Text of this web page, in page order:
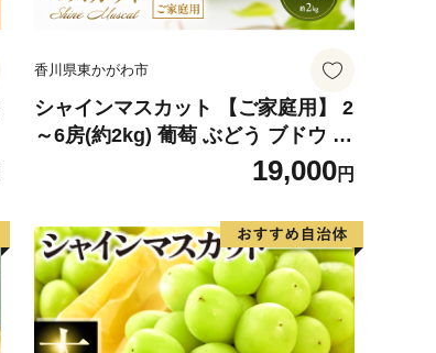
香川県東かがわ市
シャインマスカット 【ご家庭用】 2
～6房(約2kg) 葡萄 ぶどう ブドウ フ
ルーツ 果物 くだもの 果実 旬の果物
旬のフルーツ 香川 香川県 東かがわ
19,000円